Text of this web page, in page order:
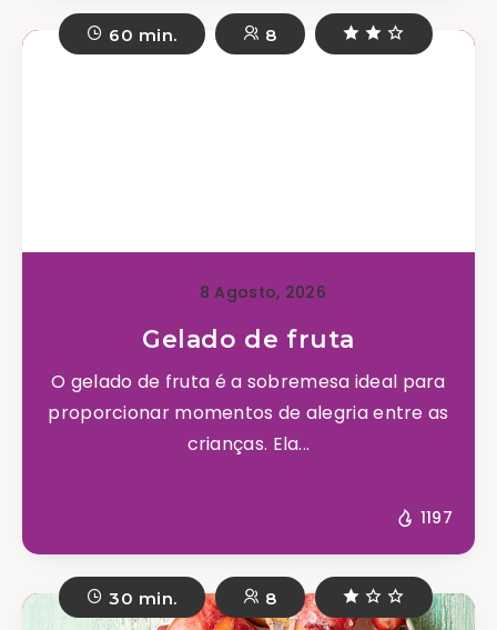
60 min. 8
8 Agosto, 2026
Gelado de fruta
O gelado de fruta é a sobremesa ideal para
proporcionar momentos de alegria entre as
crianças. Ela...
1197
30 min. 8